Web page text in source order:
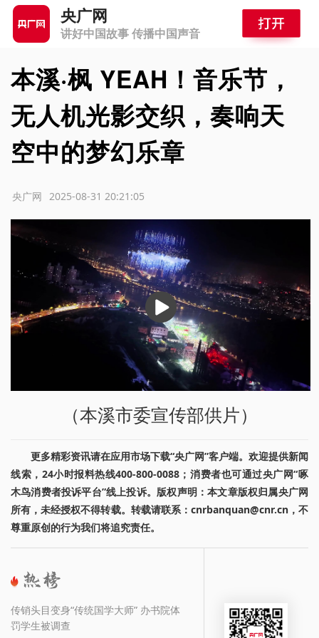
央广网
讲好中国故事 传播中国声音
本溪·枫 YEAH！音乐节，
无人机光影交织，奏响天
空中的梦幻乐章
2025-08-31 20:21:05
央广网
播
放
（本溪市委宣传部供片）
更多精彩资讯请在应用市场下载“央广网”客户端。欢迎提供新闻
线索，24小时报料热线400-800-0088；消费者也可通过央广网“啄
木鸟消费者投诉平台”线上投诉。版权声明：本文章版权归属央广网
所有，未经授权不得转载。转载请联系：cnrbanquan@cnr.cn，不
尊重原创的行为我们将追究责任。
传销头目变身“传统国学大师” 办书院体
罚学生被调查